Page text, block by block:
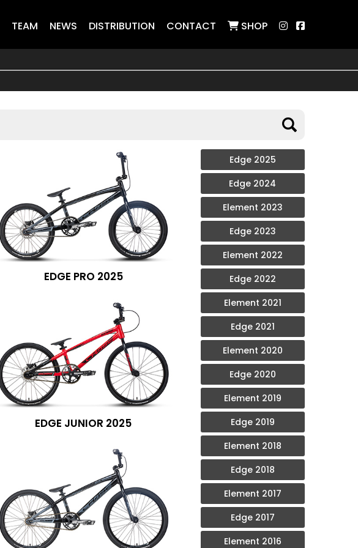
TEAM NEWS DISTRIBUTION CONTACT SHOP
EDGE PRO 2025
EDGE JUNIOR 2025
Edge 2025
Edge 2024
Element 2023
Edge 2023
Element 2022
Edge 2022
Element 2021
Edge 2021
Element 2020
Edge 2020
Element 2019
Edge 2019
Element 2018
Edge 2018
Element 2017
Edge 2017
Element 2016